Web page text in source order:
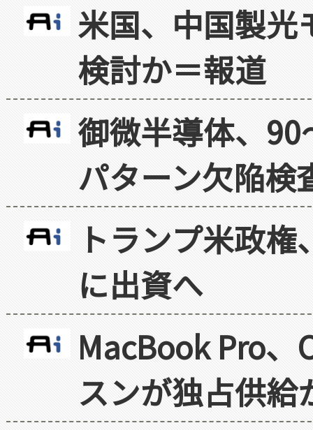
米国、中国製光
検討か＝報道
御微半導体、
パターン欠陥検
トランプ米政
に出資へ
MacBook Pro
スンが独占供給